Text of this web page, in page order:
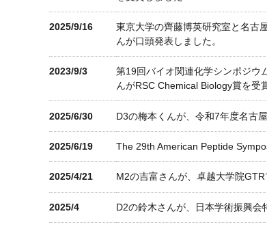
2025/9/16
東京大学の齊藤博英研究室と名古
んが口頭発表しました。
2023/9/3
第19回バイオ関連化学シンポジウ
んがRSC Chemical Biology賞を受
2025/6/30 D3の梅本くんが、令和7年度名古
2025/6/19 The 29th American Peptide
2025/4/21 M2の吉富さんが、卓越大学院
2025/4 D2の鈴木さんが、日本学術振興会